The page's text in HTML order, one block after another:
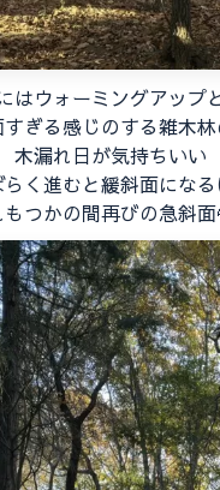
はウォーミングアップ
ぎる感じのする雑木
木漏れ日が気持ちいい
く進むと緩斜面にな
つかの間再びの急斜